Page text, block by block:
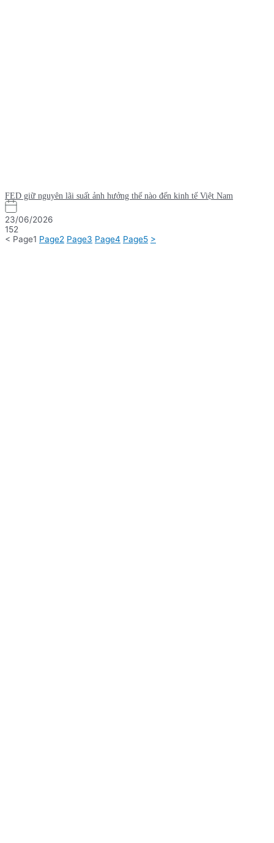
FED giữ nguyên lãi suất ảnh hưởng thế nào đến kinh tế Việt Nam
23/06/2026
152
< Page1 Page2 Page3 Page4 Page5 >